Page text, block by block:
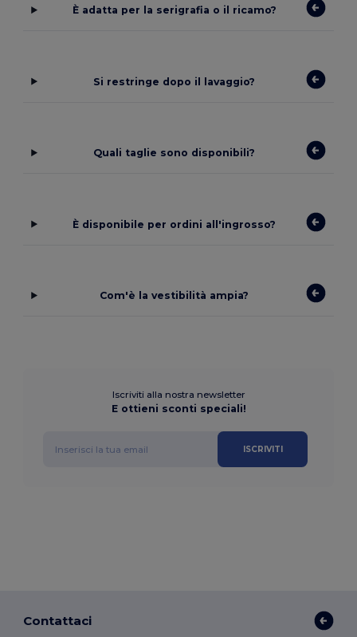
È adatta per la serigrafia o il ricamo?
Si restringe dopo il lavaggio?
Quali taglie sono disponibili?
È disponibile per ordini all'ingrosso?
Com'è la vestibilità ampia?
Iscriviti alla nostra newsletter
E ottieni sconti speciali!
ISCRIVITI
Contattaci